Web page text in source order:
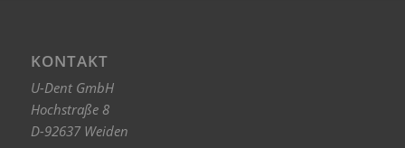
KONTAKT
U-Dent GmbH
Hochstraße 8
D-92637 Weiden